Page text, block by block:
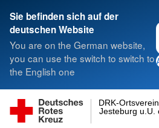
Sie befinden sich auf der
deutschen Website
You are on the German website,
you can use the switch to switch to
the English one
Jesteburg u.U.
DRK-Ortsverein